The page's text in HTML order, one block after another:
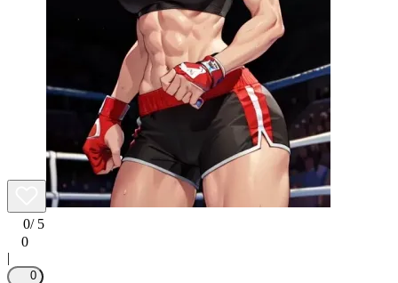
0/ 5
0
|
0